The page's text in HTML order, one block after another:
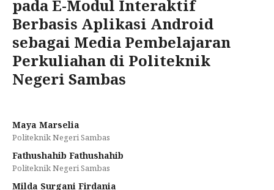
pada E-Modul Interaktif
Berbasis Aplikasi Android
sebagai Media Pembelajaran
Perkuliahan di Politeknik
Negeri Sambas
Maya Marselia
Politeknik Negeri Sambas
Fathushahib Fathushahib
Politeknik Negeri Sambas
Milda Surgani Firdania